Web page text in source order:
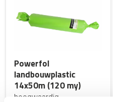
Powerfol
landbouwplastic
14x50m (120 my)
hoogwaardig